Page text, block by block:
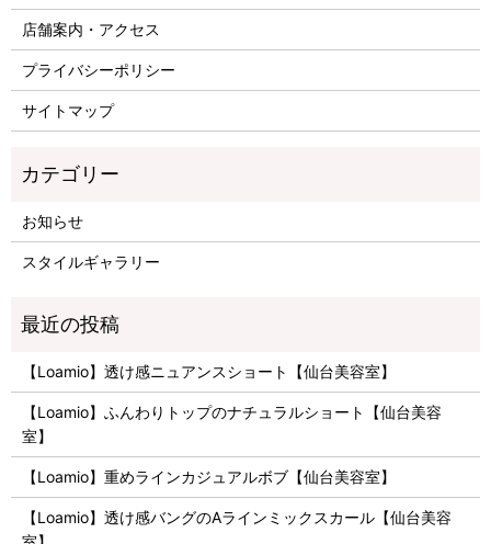
店舗案内・アクセス
プライバシーポリシー
サイトマップ
お知らせ
スタイルギャラリー
【Loamio】透け感ニュアンスショート【仙台美容室】
【Loamio】ふんわりトップのナチュラルショート【仙台美容
室】
【Loamio】重めラインカジュアルボブ【仙台美容室】
【Loamio】透け感バングのAラインミックスカール【仙台美容